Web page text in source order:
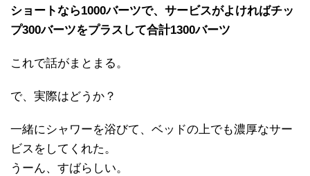
ショートなら1000バーツで、サービスがよければチッ
プ300バーツをプラスして合計1300バーツ
これで話がまとまる。
で、実際はどうか？
一緒にシャワーを浴びて、ベッドの上でも濃厚なサー
ビスをしてくれた。
うーん、すばらしい。